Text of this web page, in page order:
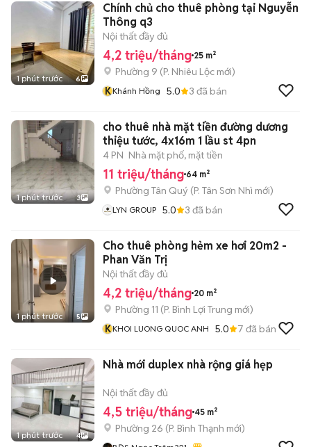
1 phút trước 6
Chính chủ cho thuê phòng tại Nguyễn
Thông q3
Nội thất đầy đủ
4,2 triệu/tháng 25 m²
Phường 9 (P. Nhiêu Lộc mới)
KKhánh Hồng 5.0 3 đã bán
1 phút trước 3
cho thuê nhà mặt tiền đường dương
thiệu tước, 4x16m 1 lầu st 4pn
4 PN Nhà mặt phố, mặt tiền
11 triệu/tháng 64 m²
Phường Tân Quý (P. Tân Sơn Nhì mới)
LYN GROUP 5.0 3 đã bán
1 phút trước 5
Cho thuê phòng hẻm xe hơi 20m2 -
Phan Văn Trị
Nội thất đầy đủ
4,2 triệu/tháng 20 m²
Phường 11 (P. Bình Lợi Trung mới)
KKHOI LUONG QUOC ANH 5.0 7 đã bán
1 phút trước 4
Nhà mới duplex nhà rộng giá hẹp
Nội thất đầy đủ
4,5 triệu/tháng 45 m²
Phường 26 (P. Bình Thạnh mới)